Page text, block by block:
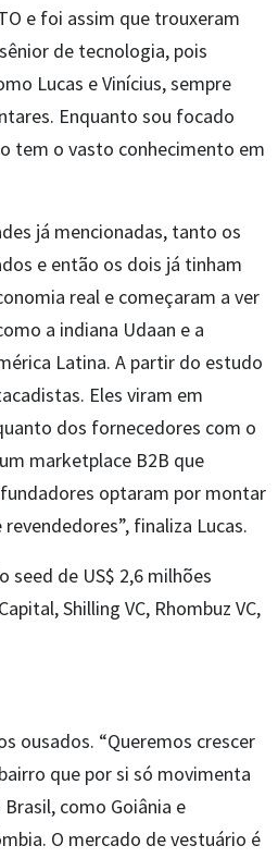
e foi assim que trouxeram
de tecnologia, pois
Lucas e Vinícius, sempre
Enquanto sou focado
tem o vasto conhecimento em
já mencionadas, tanto os
e então os dois já tinham
real e começaram a ver
a indiana Udaan e a
Latina. A partir do estudo
Eles viram em
dos fornecedores com o
marketplace B2B que
optaram por montar
finaliza Lucas.
seed de US$ 2,6 milhões
Shilling VC, Rhombuz VC,
ousados. “Queremos crescer
que por si só movimenta
como Goiânia e
O mercado de vestuário é